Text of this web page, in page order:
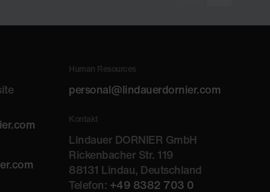
Human Resources
personal@lindauerdornier.com
Kontakt
Lindauer DORNIER GmbH
Rickenbacher Str. 119
88131 Lindau, Deutschland
Telefon: +49 8382 703 0